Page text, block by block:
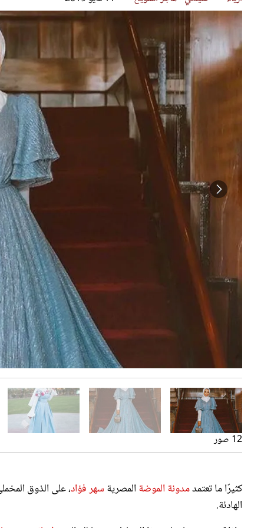
12 صور
كثيرًا ما تعتمدمدونة الموضة المصرية سهر فؤاد، على الذوق
الهادئة.
قصص ملهمة
شباب وبنات
علاقات زوجية